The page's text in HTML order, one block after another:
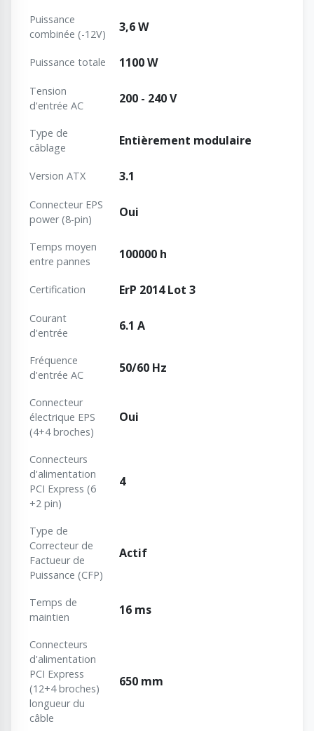
Puissance
combinée (-12V)
3,6 W
Puissance totale 1100 W
Tension
d'entrée AC
200 - 240 V
Type de
câblage
Entièrement modulaire
Version ATX 3.1
Connecteur EPS
power (8-pin)
Oui
Temps moyen
entre pannes
100000 h
Certification ErP 2014 Lot 3
Courant
d'entrée
6.1 A
Fréquence
d'entrée AC
50/60 Hz
Connecteur
électrique EPS
(4+4 broches)
Oui
Connecteurs
d'alimentation
PCI Express (6
+2 pin)
4
Type de
Correcteur de
Factueur de
Puissance (CFP)
Actif
Temps de
maintien
16 ms
Connecteurs
d'alimentation
PCI Express
(12+4 broches)
longueur du
câble
650 mm